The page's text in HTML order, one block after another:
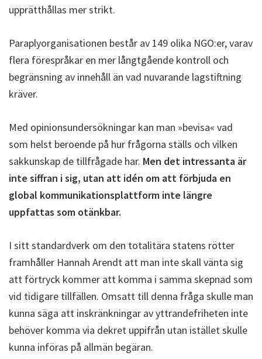
upprätthållas mer strikt.
Paraplyorganisationen består av 149 olika NGO:er, varav
flera förespråkar en mer långtgående kontroll och
begränsning av innehåll än vad nuvarande lagstiftning
kräver.
Med opinionsundersökningar kan man »bevisa« vad
som helst beroende på hur frågorna ställs och vilken
sakkunskap de tillfrågade har. Men det intressanta är
inte siffran i sig, utan att idén om att förbjuda en
global kommunikationsplattform inte längre
uppfattas som otänkbar.
I sitt standardverk om den totalitära statens rötter
framhåller Hannah Arendt att man inte skall vänta sig
att förtryck kommer att komma i samma skepnad som
vid tidigare tillfällen. Omsatt till denna fråga skulle man
kunna säga att inskränkningar av yttrandefriheten inte
behöver komma via dekret uppifrån utan istället skulle
kunna införas på allmän begäran.